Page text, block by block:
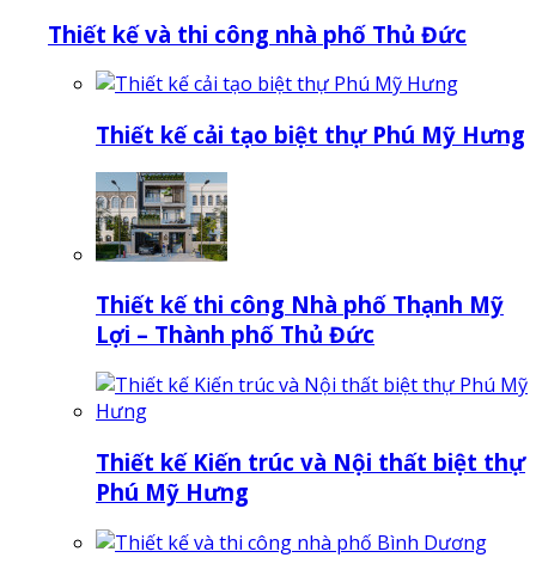
Thiết kế và thi công nhà phố Thủ Đức
Thiết kế cải tạo biệt thự Phú Mỹ Hưng
Thiết kế thi công Nhà phố Thạnh Mỹ
Lợi – Thành phố Thủ Đức
Thiết kế Kiến trúc và Nội thất biệt thự
Phú Mỹ Hưng